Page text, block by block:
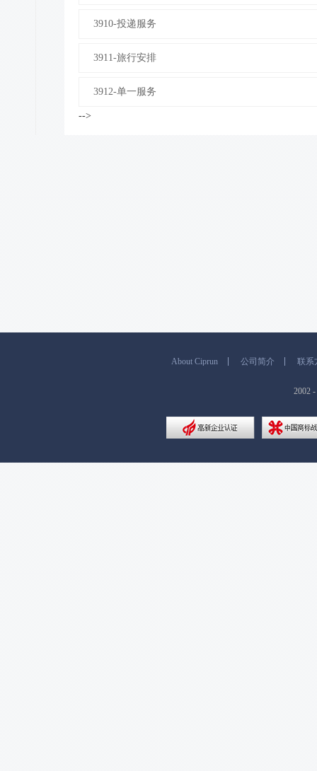
3910-投递服务
3911-旅行安排
3912-单一服务
-->
About Ciprun 公司简介 联系
2002